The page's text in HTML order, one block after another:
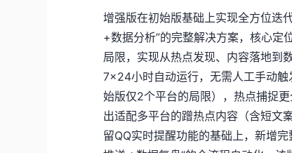
增强版在初始版基础上实现全方位迭
+数据分析”的完整解决方案，核心定
局限，实现从热点发现、内容落地到
7×24小时自动运行，无需人工手动
始版仅2个平台的局限），热点捕捉
出适配多平台的蹭热点内容（含短文
留QQ实时提醒功能的基础上，新增